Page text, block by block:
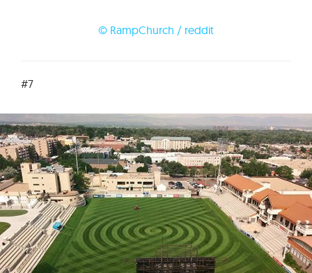
© RampChurch / reddit
#7